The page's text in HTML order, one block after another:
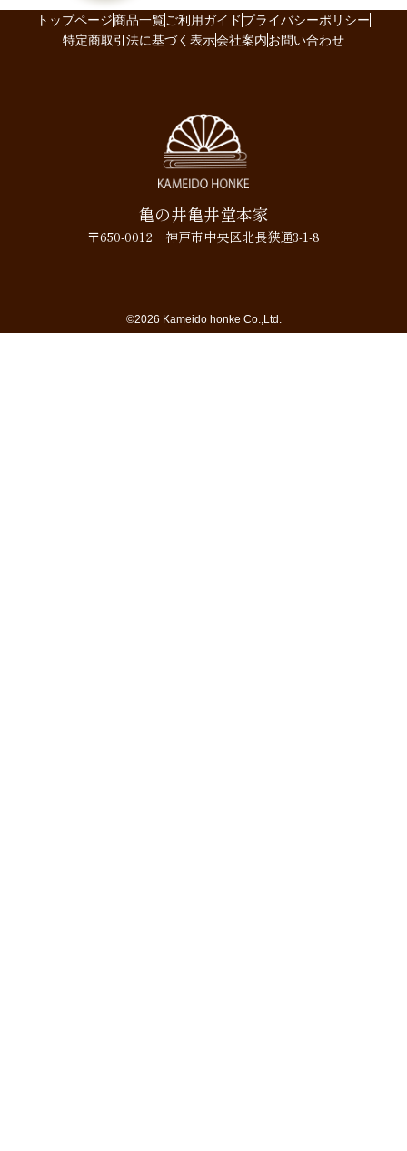
トップページ商品一覧ご利用ガイド プライバシーポリシー
特定商取引法に基づく表示会社案内お問い合わせ
亀の井亀井堂本家
〒650-0012 神戸市中央区北長狭通3-1-8
©2026 Kameido honke Co.,Ltd.